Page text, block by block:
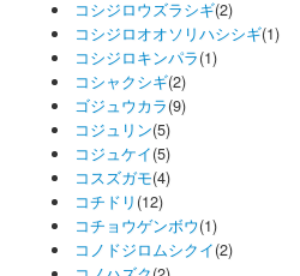
コシジロウズラシギ(2)
コシジロオオソリハシシギ(1)
コシジロキンパラ(1)
コシャクシギ(2)
ゴジュウカラ(9)
コジュリン(5)
コジュケイ(5)
コスズガモ(4)
コチドリ (12)
コチョウゲンボウ(1)
コノドジロムシクイ(2)